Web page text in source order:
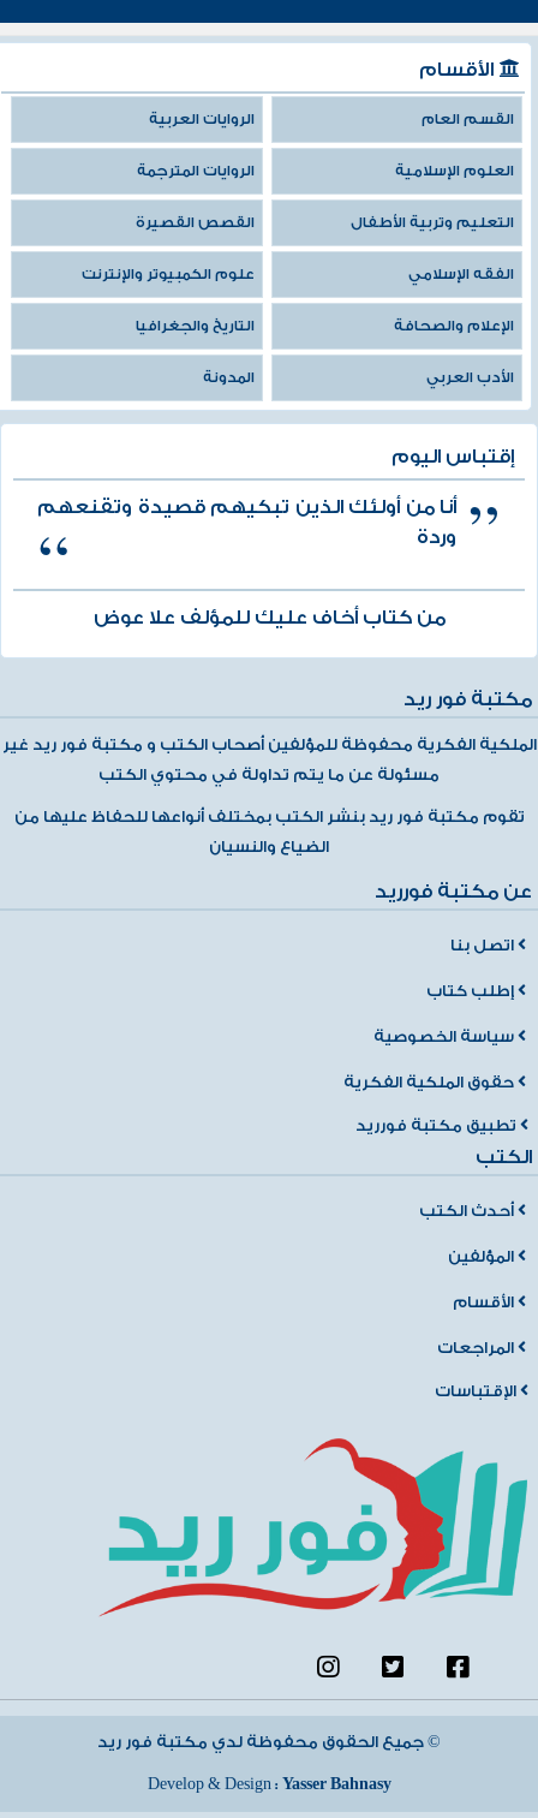
الأقسام
القسم العام الروايات العربية
العلوم الإسلامية الروايات المترجمة
التعليم وتربية الأطفال القصص القصيرة
الفقه الإسلامي علوم الكمبيوتر والإنترنت
الإعلام والصحافة التاريخ والجغرافيا
الأدب العربي المدونة
إقتباس اليوم
أنا من أولئك الذين تبكيهم قصيدة وتقنعهم
وردة
من كتاب أخاف عليك للمؤلف علا عوض
مكتبة فور ريد
الملكية الفكرية محفوظة للمؤلفين أصحاب الكتب و مكتبة فور ريد غير
مسئولة عن ما يتم تداولة في محتوي الكتب
تقوم مكتبة فور ريد بنشر الكتب بمختلف أنواعها للحفاظ عليها من
الضياع والنسيان
عن مكتبة فورريد
اتصل بنا
إطلب كتاب
سياسة الخصوصية
حقوق الملكية الفكرية
تطبيق مكتبة فورريد
الكتب
أحدث الكتب
المؤلفين
الأقسام
المراجعات
الإقتباسات
جميع الحقوق محفوظة لدي مكتبة فور ريد ©
Develop & Design : Yasser Bahnasy